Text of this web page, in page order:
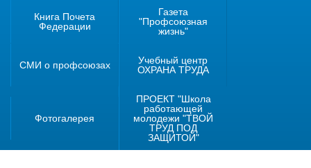
Книга Почета
Федерации
Газета
"Профсоюзная
жизнь"
СМИ о профсоюзах
Учебный центр
ОХРАНА ТРУДА
Фотогалерея
ПРОЕКТ "Школа
работающей
молодежи "ТВОЙ
ТРУД ПОД
ЗАЩИТОЙ"